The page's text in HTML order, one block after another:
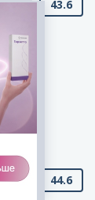
43.6
x2.)
44.6